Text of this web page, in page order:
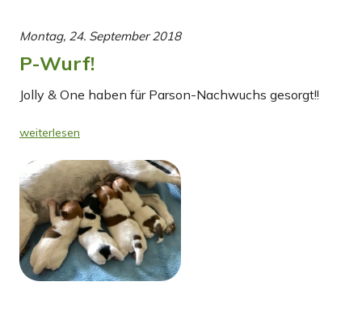
Montag, 24. September 2018
P-Wurf!
Jolly & One haben für Parson-Nachwuchs gesorgt!!
weiterlesen